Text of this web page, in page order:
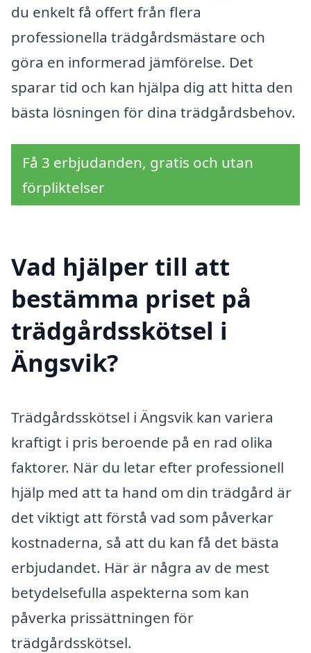
du enkelt få offert från flera
professionella trädgårdsmästare och
göra en informerad jämförelse. Det
sparar tid och kan hjälpa dig att hitta den
bästa lösningen för dina trädgårdsbehov.
Få 3 erbjudanden, gratis och utan
förpliktelser
Vad hjälper till att
bestämma priset på
trädgårdsskötsel i
Ängsvik?
Trädgårdsskötsel i Ängsvik kan variera
kraftigt i pris beroende på en rad olika
faktorer. När du letar efter professionell
hjälp med att ta hand om din trädgård är
det viktigt att förstå vad som påverkar
kostnaderna, så att du kan få det bästa
erbjudandet. Här är några av de mest
betydelsefulla aspekterna som kan
påverka prissättningen för
trädgårdsskötsel.